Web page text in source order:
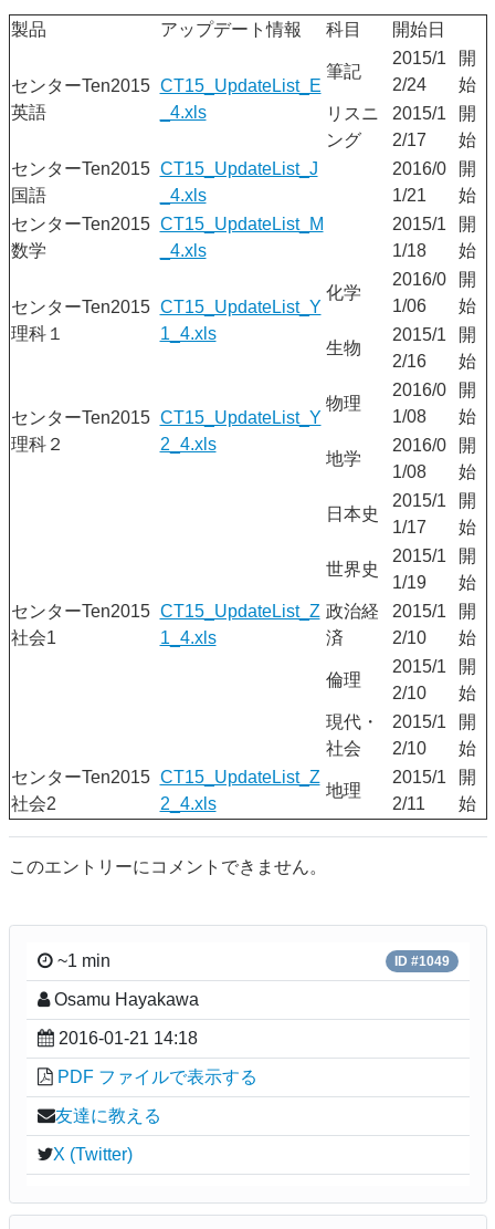
製品 アップデート情報 科目 開始日
センターTen2015
英語
CT15_UpdateList_E
_4.xls
筆記
2015/1
2/24
開
始
リスニ
ング
2015/1
2/17
開
始
センターTen2015
国語
CT15_UpdateList_J
_4.xls
2016/0
1/21
開
始
センターTen2015
数学
CT15_UpdateList_M
_4.xls
2015/1
1/18
開
始
センターTen2015
理科１
CT15_UpdateList_Y
1_4.xls
化学
2016/0
1/06
開
始
生物
2015/1
2/16
開
始
センターTen2015
理科２
CT15_UpdateList_Y
2_4.xls
物理
2016/0
1/08
開
始
地学
2016/0
1/08
開
始
センターTen2015
社会1
CT15_UpdateList_Z
1_4.xls
日本史
2015/1
1/17
開
始
世界史
2015/1
1/19
開
始
政治経
済
2015/1
2/10
開
始
倫理
2015/1
2/10
開
始
現代・
社会
2015/1
2/10
開
始
センターTen2015
社会2
CT15_UpdateList_Z
2_4.xls
地理
2015/1
2/11
開
始
このエントリーにコメントできません。
~1 min ID #1049
Osamu Hayakawa
2016-01-21 14:18
PDF ファイルで表示する
友達に教える
X (Twitter)